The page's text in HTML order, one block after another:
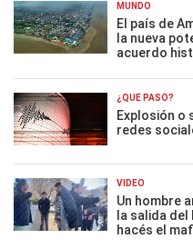
MUNDO
El país de
la nueva
acuerdo
¿QUÉ PASÓ?
Explosión o
redes
VIDEO
Un hombre
la salida
hacés el